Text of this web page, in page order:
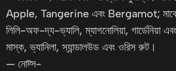
Apple, Tangerine এবং Bergamot; মাঝের
লিলি-অফ-দ্য-ভ্যালি, ম্যাগনোলিয়া, গার্ডেনিয়া
মাস্ক, ভ্যানিলা, স্যান্ডালউড এবং ওরিস রুট।
— নোট্স-